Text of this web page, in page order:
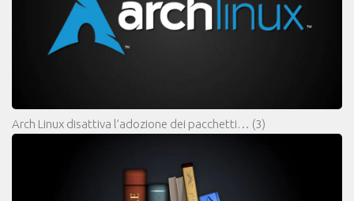
Arch Linux disattiva l’adozione dei pacchetti… (3)